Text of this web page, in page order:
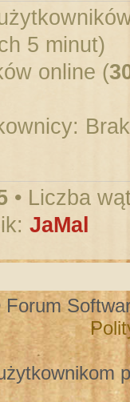
5 minut)
online (
• Liczba
JaMal